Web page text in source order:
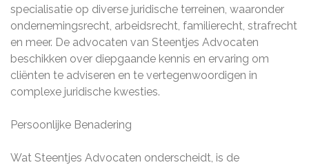
specialisatie op diverse juridische terreinen, waaronder
ondernemingsrecht, arbeidsrecht, familierecht, strafrecht
en meer. De advocaten van Steentjes Advocaten
beschikken over diepgaande kennis en ervaring om
cliënten te adviseren en te vertegenwoordigen in
complexe juridische kwesties.
Persoonlijke Benadering
Wat Steentjes Advocaten onderscheidt, is de